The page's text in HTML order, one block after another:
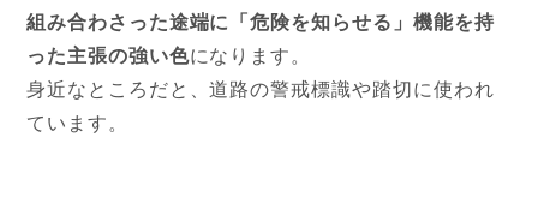
組み合わさった途端に「危険を知らせる」機能を持
った主張の強い色になります。
身近なところだと、道路の警戒標識や踏切に使われ
ています。